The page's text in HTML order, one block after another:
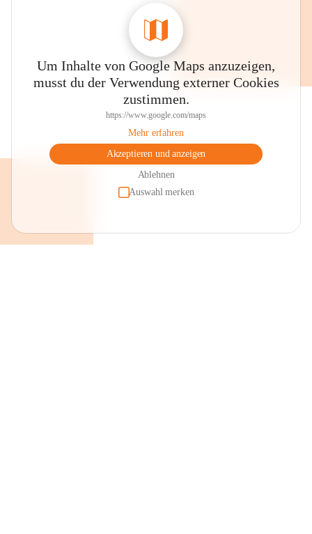
Um Inhalte von Google Maps anzuzeigen,
musst du der Verwendung externer Cookies
zustimmen.
https://www.google.com/maps
Mehr erfahren
Akzeptieren und anzeigen
Ablehnen
Auswahl merken